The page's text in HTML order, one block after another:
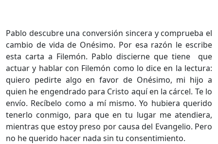
Pablo descubre una conversión sincera y comprueba el
cambio de vida de Onésimo. Por esa razón le escribe
esta carta a Filemón. Pablo discierne que tiene que
actuar y hablar con Filemón como lo dice en la lectura:
quiero pedirte algo en favor de Onésimo, mi hijo a
quien he engendrado para Cristo aquí en la cárcel. Te lo
envío. Recíbelo como a mí mismo. Yo hubiera querido
tenerlo conmigo, para que en tu lugar me atendiera,
mientras que estoy preso por causa del Evangelio. Pero
no he querido hacer nada sin tu consentimiento.